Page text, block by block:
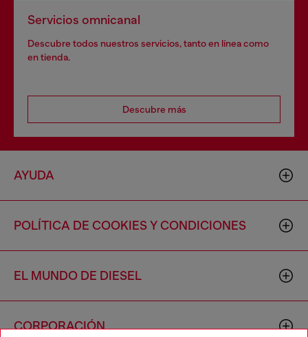
Servicios omnicanal
Descubre todos nuestros servicios, tanto en línea como
en tienda.
Descubre más
AYUDA
POLÍTICA DE COOKIES Y CONDICIONES
EL MUNDO DE DIESEL
CORPORACIÓN